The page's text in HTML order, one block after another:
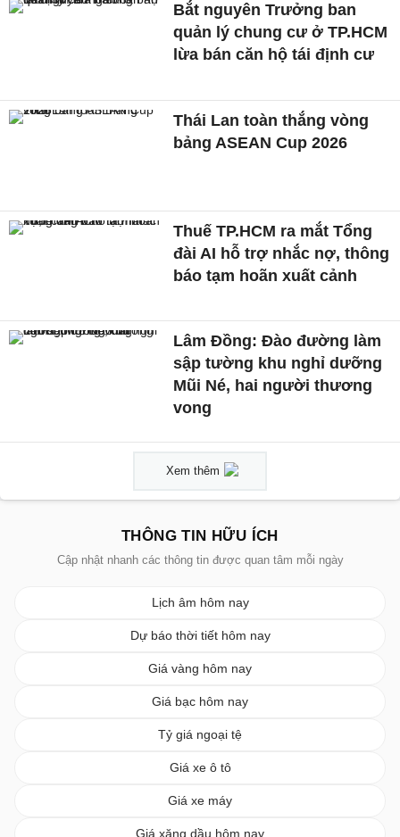
Bắt nguyên Trưởng ban
quản lý chung cư ở TP.HCM
lừa bán căn hộ tái định cư
Thái Lan toàn thắng vòng
bảng ASEAN Cup 2026
Thuế TP.HCM ra mắt Tổng
đài AI hỗ trợ nhắc nợ, thông
báo tạm hoãn xuất cảnh
Lâm Đồng: Đào đường làm
sập tường khu nghỉ dưỡng
Mũi Né, hai người thương
vong
Xem thêm
THÔNG TIN HỮU ÍCH
Cập nhật nhanh các thông tin được quan tâm mỗi ngày
Lịch âm hôm nay
Dự báo thời tiết hôm nay
Giá vàng hôm nay
Giá bạc hôm nay
Tỷ giá ngoại tệ
Giá xe ô tô
Giá xe máy
Giá xăng dầu hôm nay